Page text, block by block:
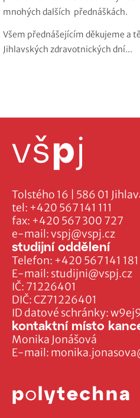
mnohých dalších přednáškách.
Všem přednášejícím děkujeme a
Jihlavských zdravotnických dní...
Tolstého 16 | 586 01
tel: +420 567 141 111
fax: +420 567 300 727
e-mail:vspj@vspj.cz
IČ: 71226401
DIČ: CZ71226401
ID datové schránky:
studijní oddělení
Telefon: +420 567 141 181
E-mail: studijni@vspj.cz
kontaktní místo
Monika Jonášová
E-mail: